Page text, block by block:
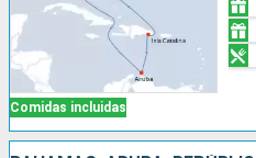
Comidas incluidas